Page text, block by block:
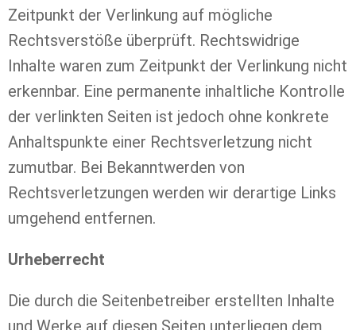
Zeitpunkt der Verlinkung auf mögliche
Rechtsverstöße überprüft. Rechtswidrige
Inhalte waren zum Zeitpunkt der Verlinkung nicht
erkennbar. Eine permanente inhaltliche Kontrolle
der verlinkten Seiten ist jedoch ohne konkrete
Anhaltspunkte einer Rechtsverletzung nicht
zumutbar. Bei Bekanntwerden von
Rechtsverletzungen werden wir derartige Links
umgehend entfernen.
Urheberrecht
Die durch die Seitenbetreiber erstellten Inhalte
und Werke auf diesen Seiten unterliegen dem